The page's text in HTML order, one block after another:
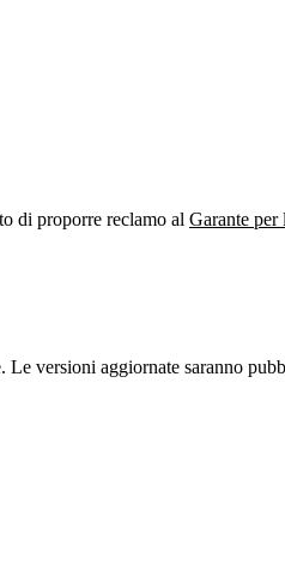
di proporre reclamo al Garante per
versioni aggiornate saranno